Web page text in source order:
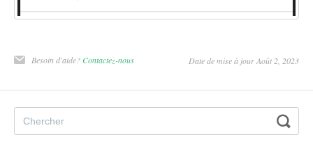
Besoin d'aide? Contactez-nous Date de mise à jour Août 2, 2023